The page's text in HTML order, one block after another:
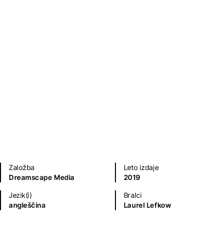
Založba
Dreamscape Media
Leto izdaje
2019
Jezik(i)
angleščina
Bralci
Laurel Lefkow